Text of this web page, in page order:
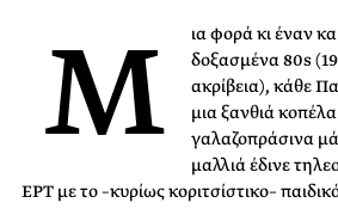
Μ
ια φορά κι έναν
δοξασμένα 80s
ακρίβεια), κάθε
μια ξανθιά
γαλαζοπράσινα
μαλλιά έδινε
ΕΡΤ με το –κυρίως κοριτσίστικο–